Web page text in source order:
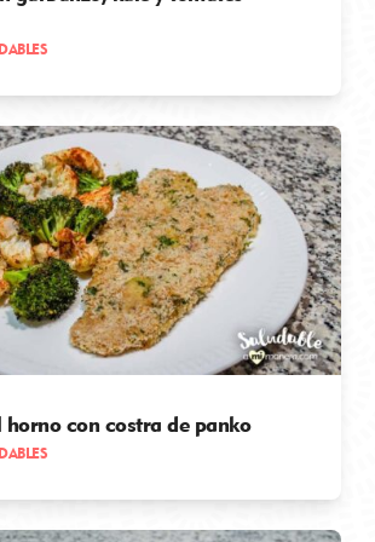
horno con costra de panko